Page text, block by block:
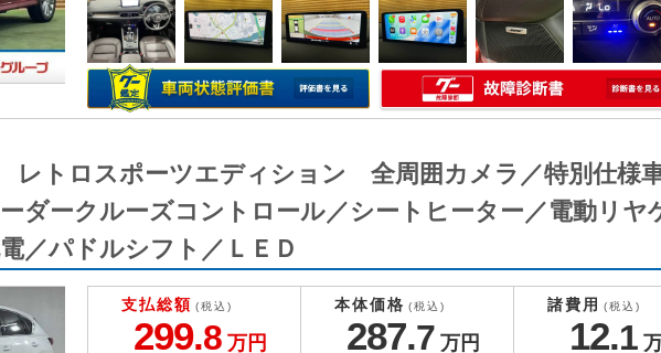
トロスポーツエディション 全周囲カメラ／特別仕様
ダークルーズコントロール／シートヒーター／電動リ
／パドルシフト／ＬＥＤ
支払総額 (税込)
299.8 万円
本体価格 (税込)
287.7 万円
諸費用 (税込)
12.1